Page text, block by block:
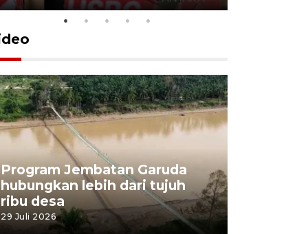
Program Jembatan Garuda
hubungkan lebih dari tujuh
ribu desa
29 Juli 2026